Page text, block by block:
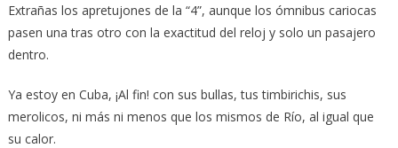
Extrañas los apretujones de la “4”, aunque los ómnibus cariocas
pasen una tras otro con la exactitud del reloj y solo un pasajero
dentro.
Ya estoy en Cuba, ¡Al fin! con sus bullas, tus timbirichis, sus
merolicos, ni más ni menos que los mismos de Río, al igual que
su calor.